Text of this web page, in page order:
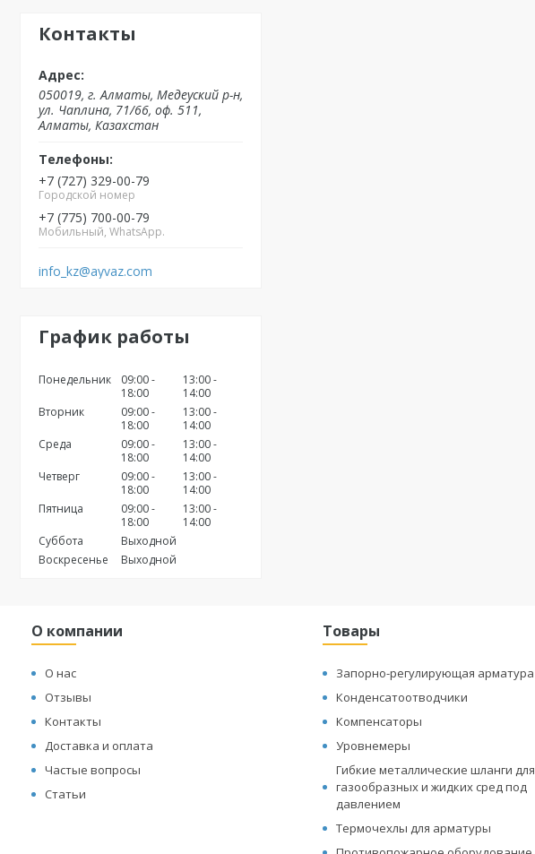
Контакты
050019, г. Алматы, Медеуский р-н,
ул. Чаплина, 71/66, оф. 511,
Алматы, Казахстан
+7 (727) 329-00-79
Городской номер
+7 (775) 700-00-79
Мобильный, WhatsApp.
info_kz@ayvaz.com
График работы
Понедельник
09:00
18:00
13:00
14:00
Вторник
09:00
18:00
13:00
14:00
Среда
09:00
18:00
13:00
14:00
Четверг
09:00
18:00
13:00
14:00
Пятница
09:00
18:00
13:00
14:00
Суббота
Выходной
Воскресенье
Выходной
О компании
О нас
Отзывы
Контакты
Доставка и оплата
Частые вопросы
Статьи
Товары
Запорно-регулирующая арматура
Конденсатоотводчики
Компенсаторы
Уровнемеры
Гибкие металлические шланги для
газообразных и жидких сред под
давлением
Термочехлы для арматуры